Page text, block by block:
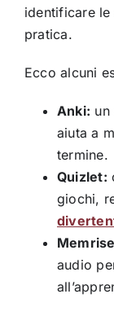
identificare
pratica.
Ecco alcuni
Anki: un
aiuta a
termine.
Quizlet:
giochi,
audio